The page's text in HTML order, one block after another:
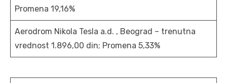
Promena 19,16%
Aerodrom Nikola Tesla a.d. , Beograd – trenutna
vrednost 1.896,00 din; Promena 5,33%